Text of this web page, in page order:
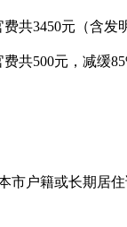
共3450元（含发
共500元，减缓
市户籍或长期居住